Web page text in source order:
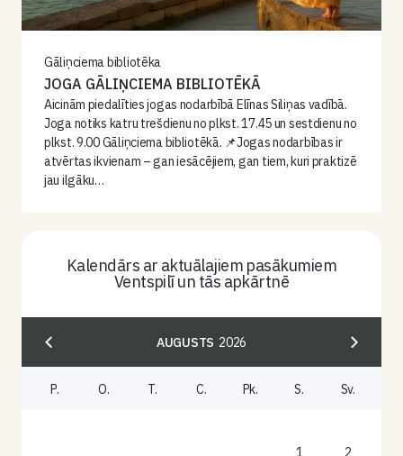
Gāliņciema bibliotēka
JOGA GĀLIŅCIEMA BIBLIOTĒKĀ
Aicinām piedalīties jogas nodarbībā Elīnas Siliņas vadībā.
Joga notiks katru trešdienu no plkst. 17.45 un sestdienu no
plkst. 9.00 Gāliņciema bibliotēkā. 📌Jogas nodarbības ir
atvērtas ikvienam – gan iesācējiem, gan tiem, kuri praktizē
jau ilgāku…
Kalendārs ar aktuālajiem pasākumiem
Ventspilī un tās apkārtnē
AUGUSTS 2026
P. O. T. C. Pk. S. Sv.
1 2